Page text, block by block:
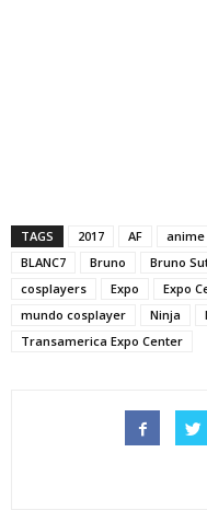
TAGS 2017 AF anime
BLANC7
Bruno Bruno
cosplayers
Expo Expo
mundo cosplayer
Ninja
Transamerica Expo Center